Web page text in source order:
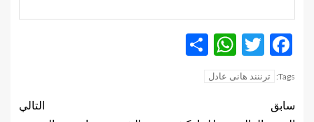
Facebook
Twitter
WhatsApp
Tags: ترننند هانى عادل
سابق
التالي